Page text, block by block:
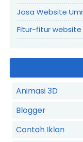
Jasa Website
Fitur-fitur website
Animasi 3D
Blogger
Contoh Iklan